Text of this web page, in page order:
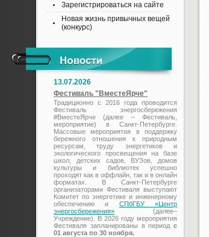
Зарегистрироваться на сайте
Новая жизнь привычных вещей
(конкурс)
13.07.2026
Фестиваль "ВместеЯрче"
Традиционно с 2016 года проводится
Фестиваль энергосбережения
#ВместеЯрче (далее – Фестиваль,
мероприятие) в Санкт-Петербурге.
Массовые мероприятия в поддержку
бережного отношения к природным
ресурсам, труду энергетиков и
экологического просвещения на базе
школ, детских садов, ВУЗов, домов
культуры и библиотек успешно
проходят как в оффлайн, так и в онлайн
форматах. В Санкт-Петербурге
организаторами Фестиваля выступают
Комитет по энергетике и инженерному
обеспечению и СПбГБУ «Центр
энергосбережения» (далее–
Учреждение). В 2026 году мероприятия
Фестиваля запланированы в период с
01 августа по 30 ноября.